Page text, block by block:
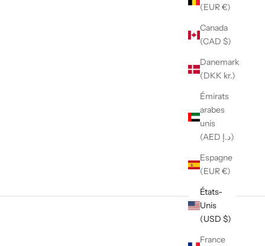
(EUR €)
Canada
(CAD $)
Danemark
(DKK kr.)
Émirats
arabes
unis
(AED د.إ)
Espagne
(EUR €)
États-
Unis
(USD $)
France